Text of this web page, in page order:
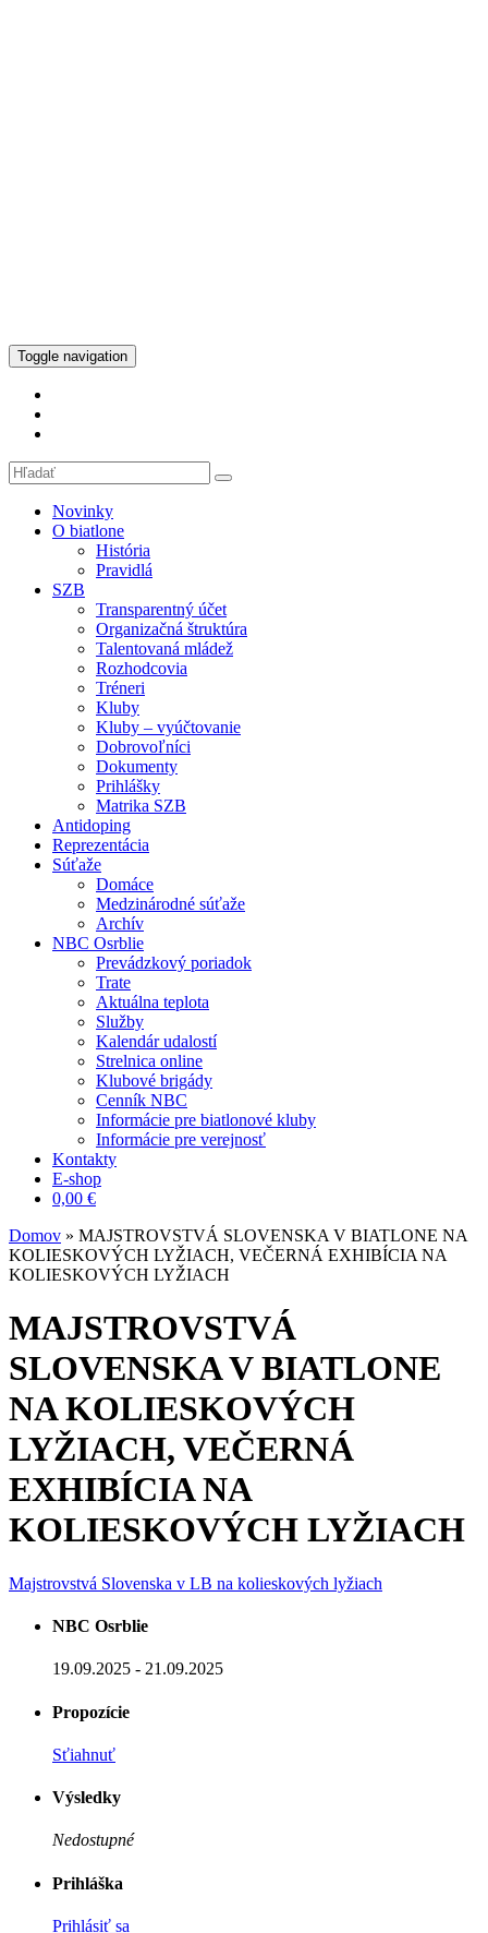
Toggle navigation
Novinky
O biatlone
História
Pravidlá
SZB
Transparentný účet
Organizačná štruktúra
Talentovaná mládež
Rozhodcovia
Tréneri
Kluby
Kluby – vyúčtovanie
Dobrovoľníci
Dokumenty
Prihlášky
Matrika SZB
Antidoping
Reprezentácia
Súťaže
Domáce
Medzinárodné súťaže
Archív
NBC Osrblie
Prevádzkový poriadok
Trate
Aktuálna teplota
Služby
Kalendár udalostí
Strelnica online
Klubové brigády
Cenník NBC
Informácie pre biatlonové kluby
Informácie pre verejnosť
Kontakty
E-shop
0,00 €
Domov » MAJSTROVSTVÁ SLOVENSKA V BIATLONE NA
KOLIESKOVÝCH LYŽIACH, VEČERNÁ EXHIBÍCIA NA
KOLIESKOVÝCH LYŽIACH
MAJSTROVSTVÁ
SLOVENSKA V BIATLONE
NA KOLIESKOVÝCH
LYŽIACH, VEČERNÁ
EXHIBÍCIA NA
KOLIESKOVÝCH LYŽIACH
Majstrovstvá Slovenska v LB na kolieskových lyžiach
NBC Osrblie
19.09.2025 - 21.09.2025
Propozície
Sťiahnuť
Výsledky
Nedostupné
Prihláška
Prihlásiť sa